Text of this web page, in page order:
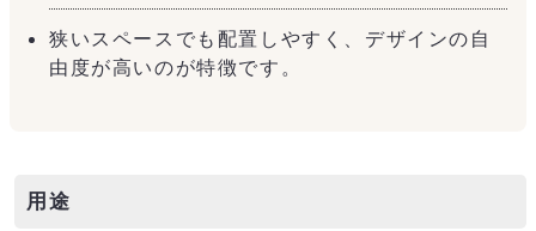
狭いスペースでも配置しやすく、デザインの自
由度が高いのが特徴です。
用途